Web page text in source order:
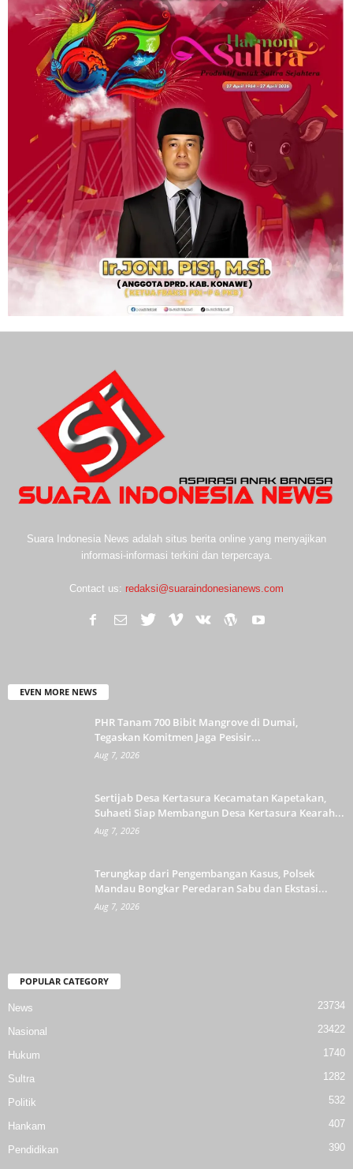
Suara Indonesia News adalah situs berita online yang menyajikan
informasi-informasi terkini dan terpercaya.
Contact us: redaksi@suaraindonesianews.com
EVEN MORE NEWS
PHR Tanam 700 Bibit Mangrove di Dumai,
Tegaskan Komitmen Jaga Pesisir...
Aug 7, 2026
Sertijab Desa Kertasura Kecamatan Kapetakan,
Suhaeti Siap Membangun Desa Kertasura Kearah...
Aug 7, 2026
Terungkap dari Pengembangan Kasus, Polsek
Mandau Bongkar Peredaran Sabu dan Ekstasi...
Aug 7, 2026
POPULAR CATEGORY
News 23734
Nasional 23422
Hukum 1740
Sultra 1282
Politik 532
Hankam 407
Pendidikan 390